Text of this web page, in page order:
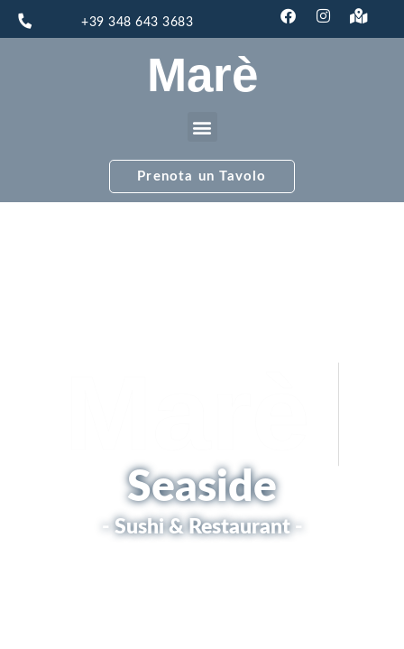
+39 348 643 3683
Marè
Prenota un Tavolo
Seaside
- Sushi & Restaurant -